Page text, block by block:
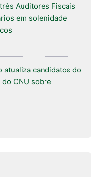
Auditores Fiscais
em solenidade
atualiza candidatos do
CNU sobre